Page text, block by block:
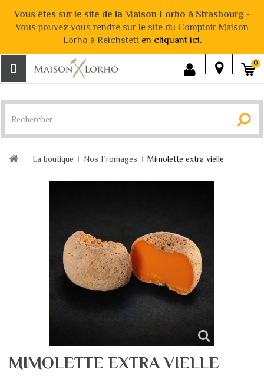
Vous êtes sur le site de la Maison Lorho à Strasbourg -
Vous pouvez vous rendre sur le site du Comptoir Maison
Lorho à Reichstett en cliquant ici.
0
La boutique Nos Fromages Mimolette extra vielle
MIMOLETTE EXTRA VIELLE